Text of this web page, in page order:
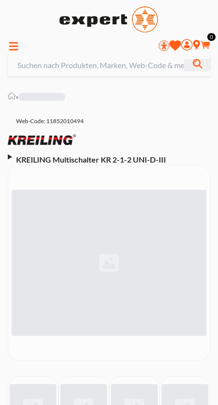
0
»
Web-Code: 11852010494
KREILING Multischalter KR 2-1-2 UNI-D-III